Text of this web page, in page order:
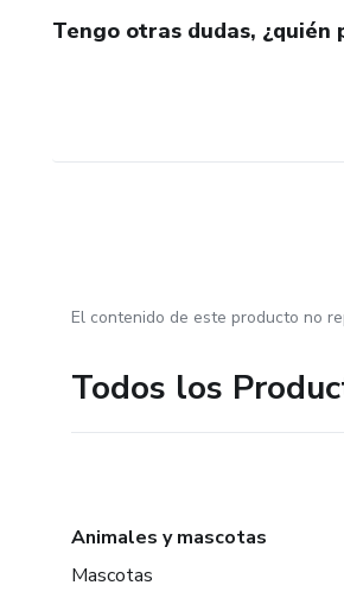
Tengo otras dudas, ¿quién
El contenido de este producto no
Todos los
Animales y mascotas
Mascotas